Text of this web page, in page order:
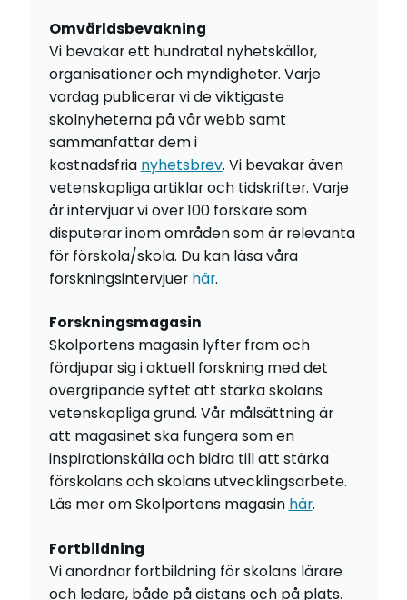
Omvärldsbevakning
Vi bevakar ett hundratal nyhetskällor,
organisationer och myndigheter. Varje
vardag publicerar vi de viktigaste
skolnyheterna på vår webb samt
sammanfattar dem i
kostnadsfria nyhetsbrev. Vi bevakar även
vetenskapliga artiklar och tidskrifter. Varje
år intervjuar vi över 100 forskare som
disputerar inom områden som är relevanta
för förskola/skola. Du kan läsa våra
forskningsintervjuer här.
Forskningsmagasin
Skolportens magasin lyfter fram och
fördjupar sig i aktuell forskning med det
övergripande syftet att stärka skolans
vetenskapliga grund. Vår målsättning är
att magasinet ska fungera som en
inspirationskälla och bidra till att stärka
förskolans och skolans utvecklingsarbete.
Läs mer om Skolportens magasin här.
Fortbildning
Vi anordnar fortbildning för skolans lärare
och ledare, både på distans och på plats.